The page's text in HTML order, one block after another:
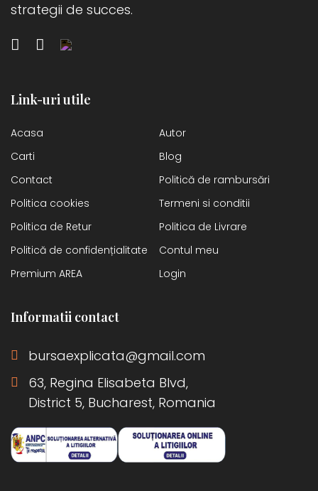
strategii de succes.
Link-uri utile
Acasa
Autor
Carti
Blog
Contact
Politică de rambursări
Politica cookies
Termeni si conditii
Politica de Retur
Politica de Livrare
Politică de confidențialitate
Contul meu
Premium AREA
Login
Informatii contact
bursaexplicata@gmail.com
63, Regina Elisabeta Blvd,
District 5, Bucharest, Romania